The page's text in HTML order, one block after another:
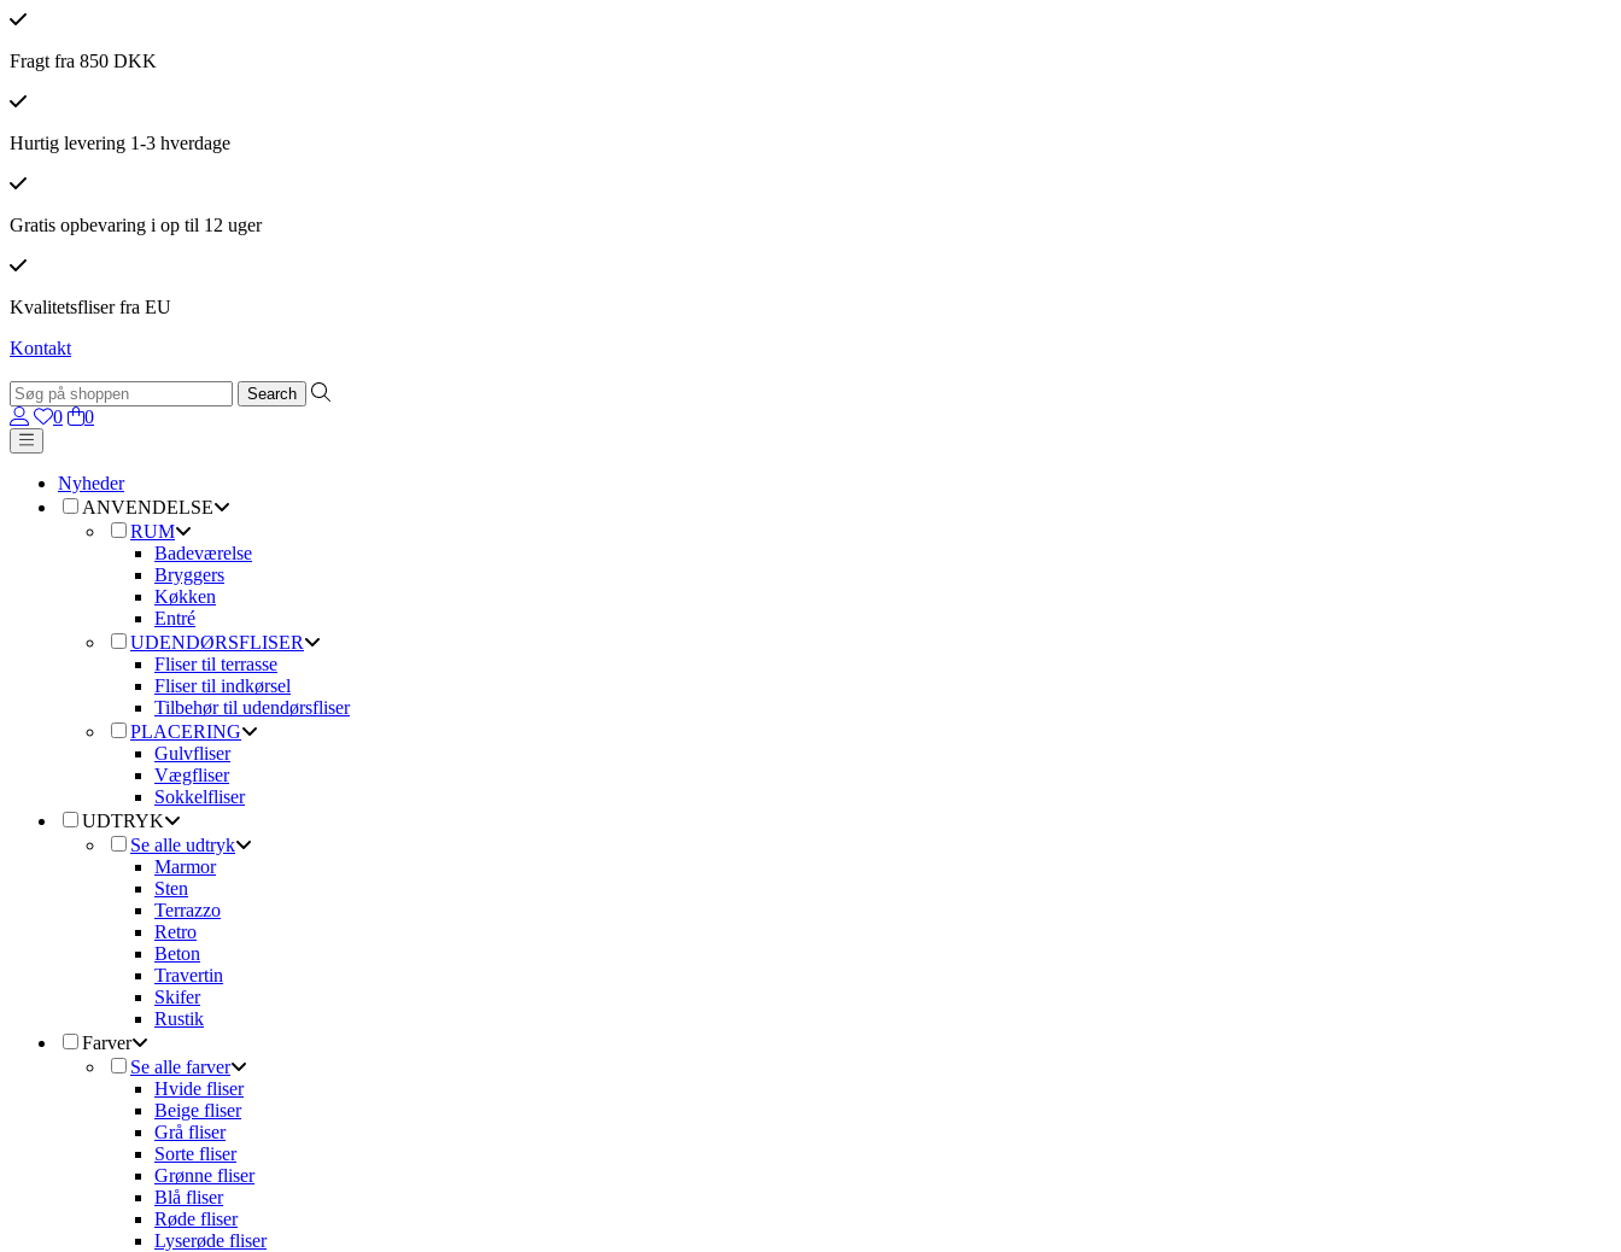
Fragt fra 850 DKK
Hurtig levering 1-3 hverdage
Gratis opbevaring i op til 12 uger
Kvalitetsfliser fra EU
Kontakt
0 0
Nyheder
ANVENDELSE
RUM
Badeværelse
Bryggers
Køkken
Entré
UDENDØRSFLISER
Fliser til terrasse
Fliser til indkørsel
Tilbehør til udendørsfliser
PLACERING
Gulvfliser
Vægfliser
Sokkelfliser
UDTRYK
Se alle udtryk
Marmor
Sten
Terrazzo
Retro
Beton
Travertin
Skifer
Rustik
Farver
Se alle farver
Hvide fliser
Beige fliser
Grå fliser
Sorte fliser
Grønne fliser
Blå fliser
Røde fliser
Lyserøde fliser